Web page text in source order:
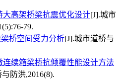
大高架桥梁抗震优化设计[J].城市
79.
桥空间受力分析[J].城市道桥与
连续箱梁桥抗倾覆性能设计方法
防洪,2016(8).